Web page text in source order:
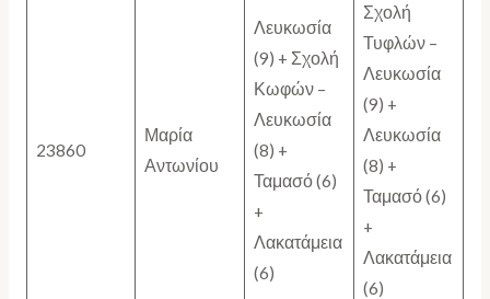
23860
Μαρία
Αντωνίου
Λευκωσία
(9) + Σχολή
Κωφών –
Λευκωσία
(8) +
Ταμασό (6)
+
Λακατάμεια
(6)
Σχολή
Τυφλών –
Λευκωσία
(9) +
Λευκωσία
(8) +
Ταμασό (6)
+
Λακατάμεια
(6)